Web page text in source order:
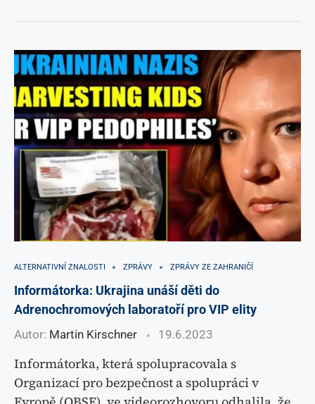
ALTERNATIVNÍ ZNALOSTI ZPRÁVY ZPRÁVY ZE ZAHRANIČÍ
Informátorka: Ukrajina unáší děti do
Adrenochromových laboratoří pro VIP elity
Autor: Martin Kirschner 19.6.2023
Informátorka, která spolupracovala s
Organizací pro bezpečnost a spolupráci v